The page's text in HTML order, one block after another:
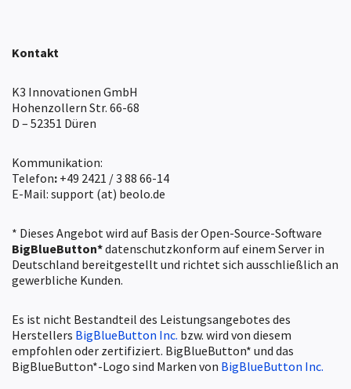
Kontakt
K3 Innovationen GmbH
Hohenzollern Str. 66-68
D – 52351 Düren
Kommunikation:
Telefon: +49 2421 / 3 88 66-14
E-Mail: support (at) beolo.de
* Dieses Angebot wird auf Basis der Open-Source-Software
BigBlueButton*datenschutzkonform auf einem Server in
Deutschland bereitgestellt und richtet sich ausschließlich an
gewerbliche Kunden.
Es ist nicht Bestandteil des Leistungsangebotes des
Herstellers BigBlueButton Inc. bzw. wird von diesem
empfohlen oder zertifiziert. BigBlueButton* und das
BigBlueButton*-Logo sind Marken von BigBlueButton Inc.